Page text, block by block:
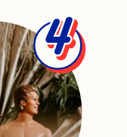
4